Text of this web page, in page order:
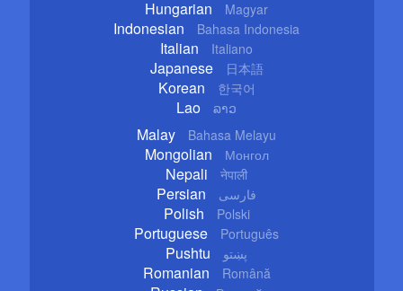
Hungarian Magyar
Indonesian Bahasa Indonesia
Italian Italiano
Japanese 日本語
Korean 한국어
Lao ລາວ
Malay Bahasa Melayu
Mongolian Монгол
Nepali नेपाली
Persian فارسی
Polish Polski
Portuguese Português
Pushtu پښتو
Romanian Română